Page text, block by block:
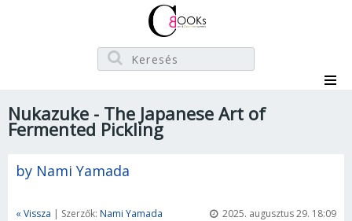
Nukazuke - The Japanese Art of
Fermented Pickling
by Nami Yamada
« Vissza | Szerzők: Nami Yamada 2025. augusztus 29. 18:09